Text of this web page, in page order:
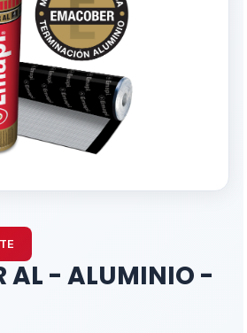
AL - ALUMINIO -